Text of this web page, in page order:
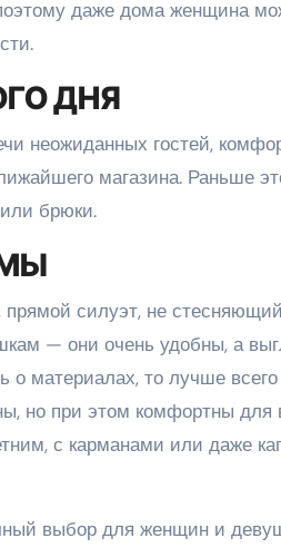
даже дома женщина
ДНЯ
неожиданных гостей,
магазина. Раньше
брюки.
силуэт, не
— они очень удобны, а
о материалах, то лучше
но при этом комфортны
с карманами или даже
выбор для женщин и